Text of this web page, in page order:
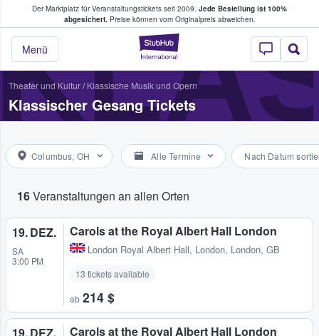
Der Marktplatz für Veranstaltungstickets seit 2009. Jede Bestellung ist 100%
abgesichert.Preise können vom Originalpreis abweichen.
StubHub - Wo
Menü
Tickets kaufen & verkaufen
Theater und Kultur/ Klassische Musik und Opern
Klassischer Gesang Tickets
Columbus, OH Alle Termine Nach Datum
16Veranstaltungen an allen Orten
19. DEZ.
SA
3:00 PM
Carols at the Royal Albert Hall London
London Royal Albert Hall, London, London, GB
13 tickets available
ab 214 $
Carols at the Royal Albert Hall London